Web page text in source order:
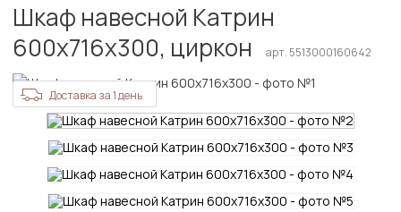
Шкаф навесной Катрин
600х716х300, циркон
арт. 5513000160642
Доставка за 1 день